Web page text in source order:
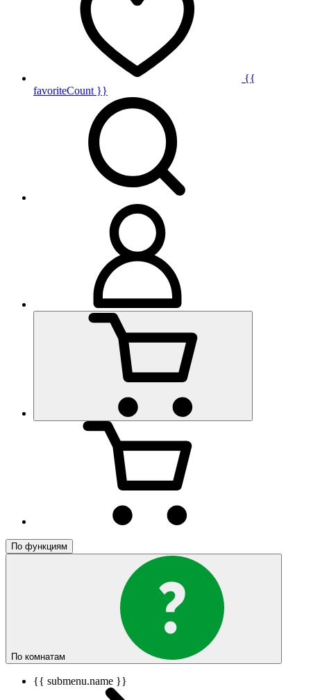
{{
favoriteCount }}
По функциям
По комнатам
{{ submenu.name }}